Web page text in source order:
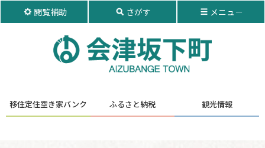
本
閲覧補助 さがす メニュ－
移住定住空き家バンク ふるさと納税 観光情報